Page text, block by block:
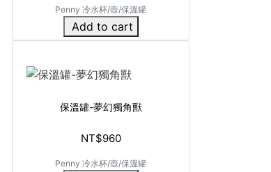
Penny 冷水杯/壺/保溫罐
Add to cart
保溫罐-夢幻獨角獸
NT$960
Penny 冷水杯/壺/保溫罐